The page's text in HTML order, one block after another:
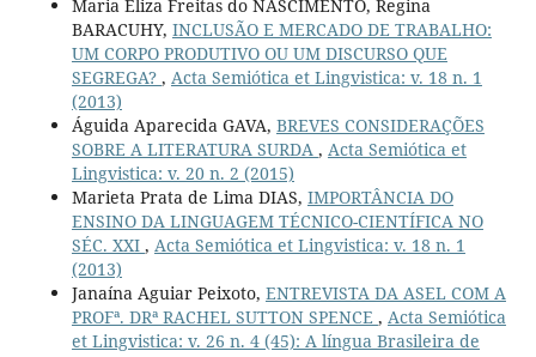
Maria Eliza Freitas do NASCIMENTO, Regina
BARACUHY, INCLUSÃO E MERCADO DE TRABALHO:
UM CORPO PRODUTIVO OU UM DISCURSO QUE
SEGREGA? , Acta Semiótica et Lingvistica: v. 18 n. 1
(2013)
Águida Aparecida GAVA, BREVES CONSIDERAÇÕES
SOBRE A LITERATURA SURDA , Acta Semiótica et
Lingvistica: v. 20 n. 2 (2015)
Marieta Prata de Lima DIAS, IMPORTÂNCIA DO
ENSINO DA LINGUAGEM TÉCNICO-CIENTÍFICA NO
SÉC. XXI , Acta Semiótica et Lingvistica: v. 18 n. 1
(2013)
Janaína Aguiar Peixoto, ENTREVISTA DA ASEL COM A
PROFª. DRª RACHEL SUTTON SPENCE , Acta Semiótica
et Lingvistica: v. 26 n. 4 (45): A língua Brasileira de